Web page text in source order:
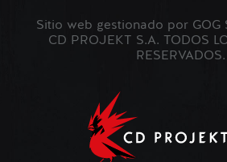
Sitio web gestionado por GOG
CD PROJEKT S.A. TODOS
RESERVADOS.